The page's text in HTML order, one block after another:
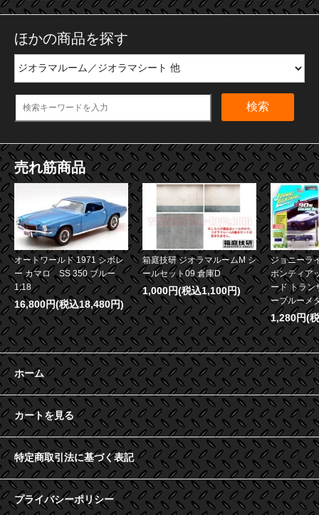
ほかの商品を探す
検索
売れ筋商品
オートワールド 1971 シボレ
ー カマロ SS 350 ブルー
1:18
16,800円(税込18,480円)
箱庭技研 ジオラマルームM シ
ールセット09 倉庫D
1,000円(税込1,100円)
ジョニーラ
ポンティア
ード トラン
ーブルーメ
1,280円(
ホーム
カートを見る
特定商取引法に基づく表記
プライバシーポリシー